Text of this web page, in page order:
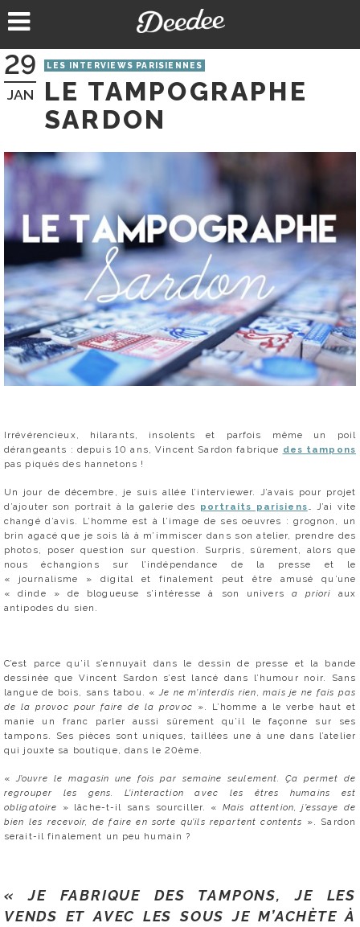
au
29
JAN
LES INTERVIEWS PARISIENNES
LE TAMPOGRAPHE
SARDON
Irrévérencieux, hilarants, insolents et parfois même un poil
dérangeants : depuis 10 ans, Vincent Sardon fabrique des tampons
pas piqués des hannetons !
Un jour de décembre, je suis allée l’interviewer. J’avais pour projet
d’ajouter son portrait à la galerie des portraits parisiens… J’ai vite
changé d’avis. L’homme est à l’image de ses oeuvres : grognon, un
brin agacé que je sois là à m’immiscer dans son atelier, prendre des
photos, poser question sur question. Surpris, sûrement, alors que
nous échangions sur l’indépendance de la presse et le
« journalisme » digital et finalement peut être amusé qu’une
« dinde » de blogueuse s’intéresse à son univers a priori aux
antipodes du sien.
C’est parce qu’il s’ennuyait dans le dessin de presse et la bande
dessinée que Vincent Sardon s’est lancé dans l’humour noir. Sans
langue de bois, sans tabou. «Je ne m’interdis rien, mais je ne fais pas
de la provoc pour faire de la provoc ». L’homme a le verbe haut et
manie un franc parler aussi sûrement qu’il le façonne sur ses
tampons. Ses pièces sont uniques, taillées une à une dans l’atelier
qui jouxte sa boutique, dans le 20ème.
«J’ouvre le magasin une fois par semaine seulement. Ça permet de
regrouper les gens. L’interaction avec les êtres humains est
obligatoire » lâche-t-il sans sourciller. « Mais attention, j’essaye de
bien les recevoir, de faire en sorte qu’ils repartent contents ». Sardon
serait-il finalement un peu humain ?
« JE FABRIQUE DES TAMPONS, JE LES
VENDS ET AVEC LES SOUS JE M’ACHÈTE À